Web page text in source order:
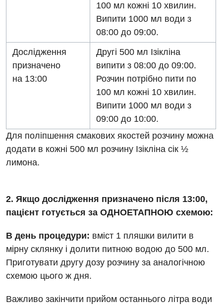
Нейрохірургія
Онкологічне відділлення
Оториноларингологія
Офтальмологічне відділення
Педіатричне відділення
Пульмонологія
Судинна хірургія
Терапія
Травматологічне відділення
Травматологія і ортопедія
Урологічне відділення
100 мл кожні 10 хвилин.
Випити 1000 мл води з
08:00 до 09:00.
Дослідження
призначено
на 13:00
Другі 500 мл Ізікліна
випити з 08:00 до 09:00.
Розчин потрібно пити по
100 мл кожні 10 хвилин.
Випити 1000 мл води з
09:00 до 10:00.
Для поліпшення смакових якостей розчину можна
додати в кожні 500 мл розчину Ізікліна сік ½
лимона.
2. Якщо дослідження призначено після 13:00,
пацієнт готується за ОДНОЕТАПНОЮ схемою:
В день процедури: вміст 1 пляшки вилити в
мірну склянку і долити питною водою до 500 мл.
Приготувати другу дозу розчину за аналогічною
схемою цього ж дня.
Важливо закінчити прийом останнього літра води